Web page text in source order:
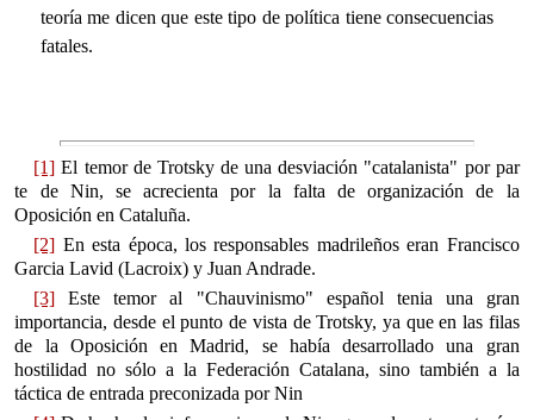
teoría me dicen que este tipo de política tiene consecuencias
fatales.
[1] El temor de Trotsky de una desviación "catalanista" por par
te de Nin, se acrecienta por la falta de organización de la
Oposición en Cataluña.
[2] En esta época, los responsables madrileños eran Francisco
Garcia Lavid (Lacroix) y Juan Andrade.
[3] Este temor al "Chauvinismo" español tenia una gran
importancia, desde el punto de vista de Trotsky, ya que en las filas
de la Oposición en Madrid, se había desarrollado una gran
hostilidad no sólo a la Federación Catalana, sino también a la
táctica de entrada preconizada por Nin